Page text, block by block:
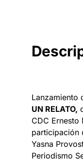
Lanzamiento
UN RELATO,
CDC Ernesto
participación
Yasna
Periodismo